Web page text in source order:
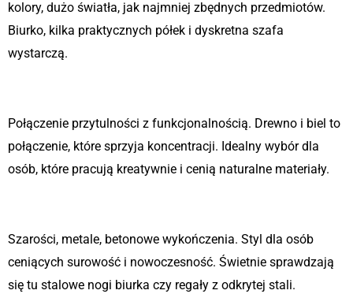
kolory, dużo światła, jak najmniej zbędnych przedmiotów.
Biurko, kilka praktycznych półek i dyskretna szafa
wystarczą.
Połączenie przytulności z funkcjonalnością. Drewno i biel to
połączenie, które sprzyja koncentracji. Idealny wybór dla
osób, które pracują kreatywnie i cenią naturalne materiały.
Szarości, metale, betonowe wykończenia. Styl dla osób
ceniących surowość i nowoczesność. Świetnie sprawdzają
się tu stalowe nogi biurka czy regały z odkrytej stali.